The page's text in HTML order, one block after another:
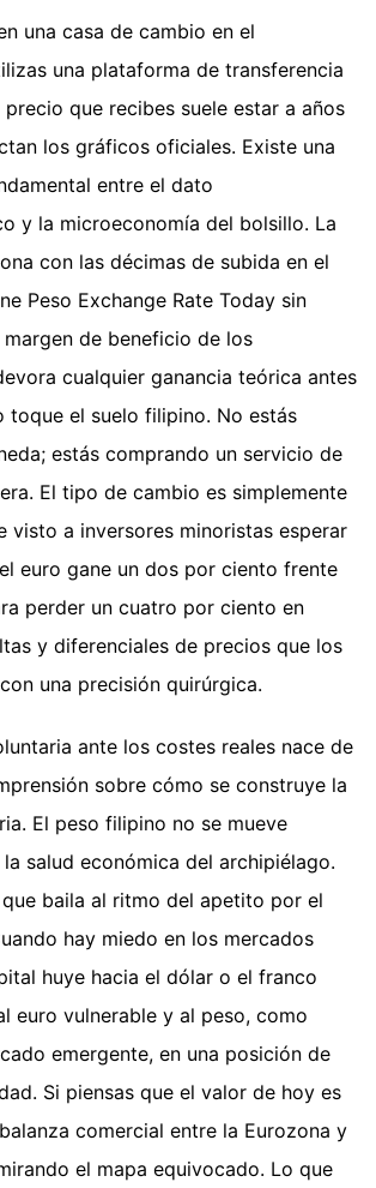
una casa de cambio en el
una plataforma de transferencia
que recibes suele estar a años
los gráficos oficiales. Existe una
entre el dato
y la microeconomía del bolsillo. La
con las décimas de subida en el
Peso Exchange Rate Today sin
de beneficio de los
cualquier ganancia teórica antes
toque el suelo filipino. No estás
estás comprando un servicio de
El tipo de cambio es simplemente
visto a inversores minoristas esperar
euro gane un dos por ciento frente
perder un cuatro por ciento en
y diferenciales de precios que los
una precisión quirúrgica.
ante los costes reales nace de
sobre cómo se construye la
El peso filipino no se mueve
salud económica del archipiélago.
que baila al ritmo del apetito por el
hay miedo en los mercados
huye hacia el dólar o el franco
euro vulnerable y al peso, como
emergente, en una posición de
Si piensas que el valor de hoy es
comercial entre la Eurozona y
el mapa equivocado. Lo que